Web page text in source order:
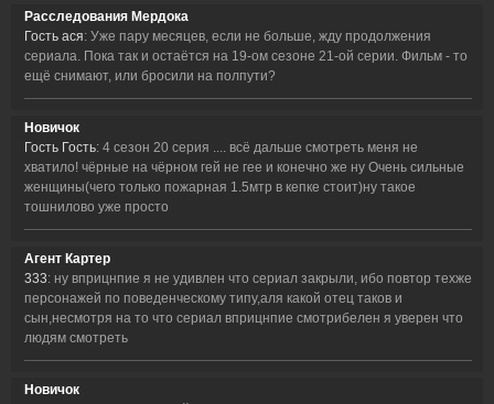
Расследования Мердока
Гость ася: Уже пару месяцев, если не больше, жду продолжения
сериала. Пока так и остаётся на 19-ом сезоне 21-ой серии. Фильм - то
ещё снимают, или бросили на полпути?
Новичок
Гость Гость: 4 сезон 20 серия .... всё дальше смотреть меня не
хватило! чёрные на чёрном гей не гее и конечно же ну Очень сильные
женщины(чего только пожарная 1.5мтр в кепке стоит)ну такое
тошнилово уже просто
Агент Картер
333: ну вприцнпие я не удивлен что сериал закрыли, ибо повтор техже
персонажей по поведенческому типу,аля какой отец таков и
сын,несмотря на то что сериал вприцнпие смотрибелен я уверен что
людям смотреть
Новичок